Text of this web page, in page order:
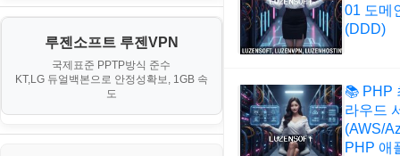
보안
블로그
IV. 클러스터 및 고가용성 (HA)
V. 고급 기능 및 CLI 활용
VI. 장애 조치 (Failover) 심화 시
게임
경제
부동산
노하우
소스/양념장
루젠소프트 루젠VPN
국제표준 PPTP방식 준수
KT,LG 듀얼백본으로 안정성확보, 1GB 속
도
01 도메
(DDD)
📚 PHP
라우드
(AWS/
PHP 애